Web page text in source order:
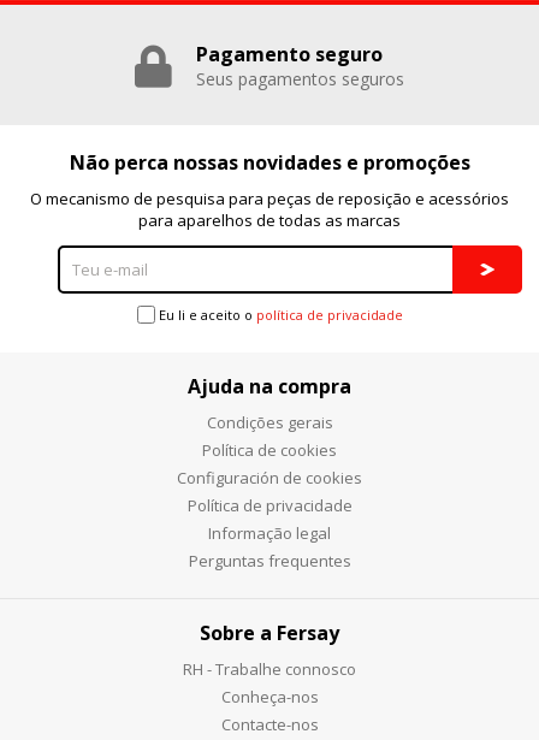
Pagamento seguro
Seus pagamentos seguros
Não perca nossas novidades e promoções
O mecanismo de pesquisa para peças de reposição e acessórios
para aparelhos de todas as marcas
Eu li e aceito o política de privacidade
Ajuda na compra
Condições gerais
Política de cookies
Configuración de cookies
Política de privacidade
Informação legal
Perguntas frequentes
Sobre a Fersay
RH - Trabalhe connosco
Conheça-nos
Contacte-nos